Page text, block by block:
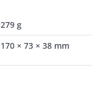
279 g
170 × 73 × 38 mm